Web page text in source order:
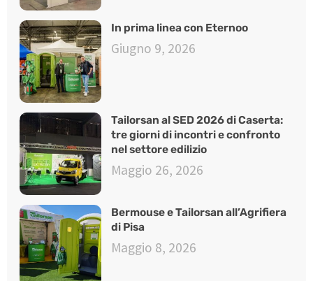
In prima linea con Eternoo
Giugno 9, 2026
Tailorsan al SED 2026 di Caserta:
tre giorni di incontri e confronto
nel settore edilizio
Maggio 26, 2026
Bermouse e Tailorsan all’Agrifiera
di Pisa
Maggio 8, 2026